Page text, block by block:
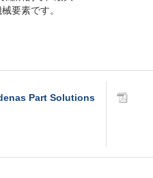
要素です。
Part Solutions